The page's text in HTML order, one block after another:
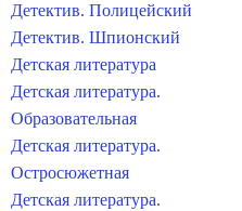
Детектив. Полицейский
Детектив. Шпионский
Детская литература
Детская литература.
Образовательная
Детская литература.
Остросюжетная
Детская литература.